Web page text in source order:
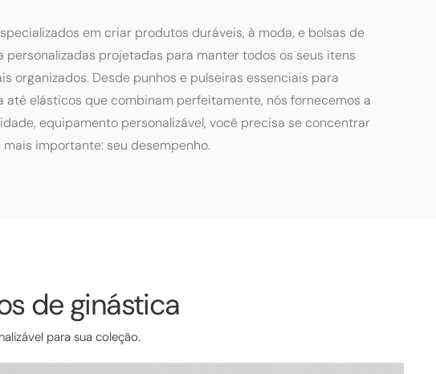
em criar produtos duráveis, à moda, e bolsas de
personalizadas projetadas para manter todos os seus itens
organizados. Desde punhos e pulseiras essenciais para
até elásticos que combinam perfeitamente, nós fornecemos a
equipamento personalizável, você precisa se concentrar
mais importante: seu desempenho.
de ginástica
para sua coleção.